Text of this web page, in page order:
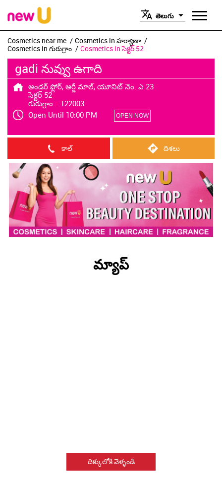
తెలుగు
Cosmetics near me
Cosmetics in హర్యాణా
Cosmetics in గురుగ్రాం
Cosmetics in సెక్టర్ 52
gadi నువ్వు ఉగాది
అండర్ ఫ్లోర్, అర్డీ మాల్, యూనిట్ నెం. ఎ 23
సెక్టర్ 52
గురుగ్రాం - 122003
Open Until 10:00 PM
OPEN NOW
కాల్ దిశలు
మ్యాప్
దిక్కులోకి వెళ్ళండి